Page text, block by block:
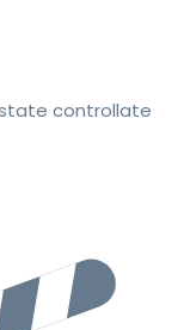
controllate